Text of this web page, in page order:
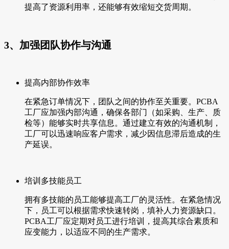
提高了资源利用率，还能够有效缩短交货周期。
3、加强团队协作与沟通
提高内部协作效率
在紧急订单情况下，团队之间的协作至关重要。PCBA
工厂应加强内部沟通，确保各部门（如采购、生产、质
检等）能够实时共享信息。通过建立有效的沟通机制，
工厂可以迅速响应客户需求，减少因信息滞后造成的生
产延误。
培训多技能员工
拥有多技能的员工能够提高工厂的灵活性。在紧急情况
下，员工可以根据需求快速转岗，填补人力资源缺口。
PCBA工厂应定期对员工进行培训，提高其综合素质和
应变能力，以适应不同的生产需求。